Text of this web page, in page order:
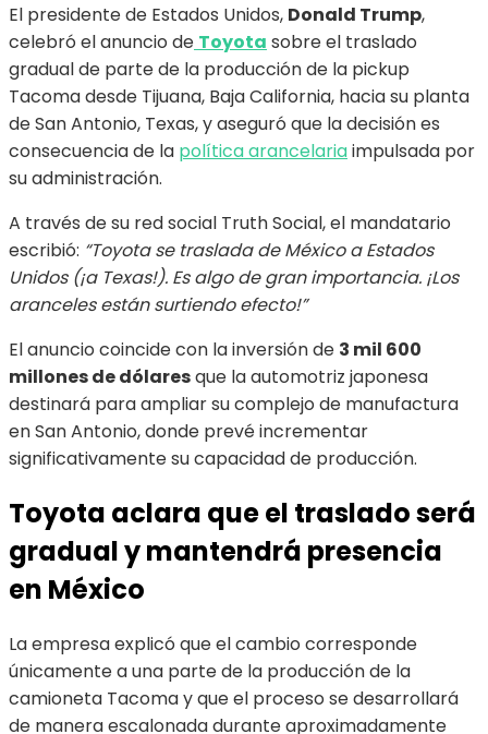
El presidente de Estados Unidos, Donald Trump,
celebró el anuncio de Toyota sobre el traslado
gradual de parte de la producción de la pickup
Tacoma desde Tijuana, Baja California, hacia su planta
de San Antonio, Texas, y aseguró que la decisión es
consecuencia de la política arancelariaimpulsada por
su administración.
A través de su red social Truth Social, el mandatario
escribió: “Toyota se traslada de México a Estados
Unidos (¡a Texas!). Es algo de gran importancia. ¡Los
aranceles están surtiendo efecto!”
El anuncio coincide con la inversión de 3 mil 600
millones de dólaresque la automotriz japonesa
destinará para ampliar su complejo de manufactura
en San Antonio, donde prevé incrementar
significativamente su capacidad de producción.
Toyota aclara que el traslado será
gradual y mantendrá presencia
en México
La empresa explicó que el cambio corresponde
únicamente a una parte de la producción de la
camioneta Tacoma y que el proceso se desarrollará
de manera escalonada durante aproximadamente